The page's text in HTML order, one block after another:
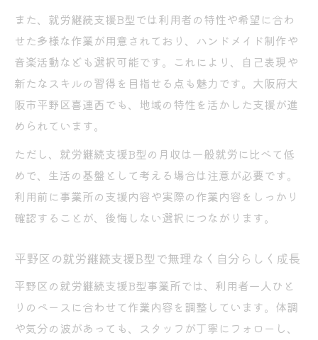
就労継続支援B型の現場で大切にされる個別
支援
人材育成の視点でみたB型事業所の選び方
ハンドメイドや音楽で広がるB型支援の可能性
就労継続支援B型でハンドメイドが学びにな
る理由
音楽活動を通じて就労継続支援B型で得られ
る力
平野区で拡がるB型支援のクリエイティブな
ハンドメイドと音楽の経験が自己成長に繋
がる背景
B型事業所の作業内容で見える多様な支援の
形
また、就労継続支援B型では利用者の特性や希望に合わ
せた多様な作業が用意されており、ハンドメイド制作や
音楽活動なども選択可能です。これにより、自己表現や
新たなスキルの習得を目指せる点も魅力です。大阪府大
阪市平野区喜連西でも、地域の特性を活かした支援が進
められています。
ただし、就労継続支援B型の月収は一般就労に比べて低
めで、生活の基盤として考える場合は注意が必要です。
利用前に事業所の支援内容や実際の作業内容をしっかり
確認することが、後悔しない選択につながります。
平野区の就労継続支援B型で無理なく自分らしく成長
平野区の就労継続支援B型事業所では、利用者一人ひと
りのペースに合わせて作業内容を調整しています。体調
や気分の波があっても、スタッフが丁寧にフォローし、